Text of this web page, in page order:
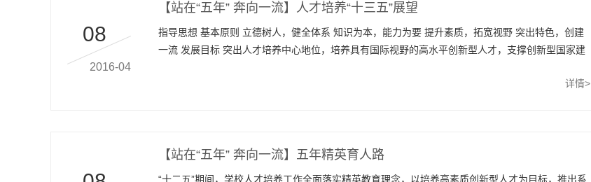
08
2016-04
【站在“五年” 奔向一流】人才培养“十三五”展望
指导思想 基本原则 立德树人，健全体系 知识为本，能力为要 提升素质，拓宽视野 突出特色，创建
一流 发展目标 突出人才培养中心地位，培养具有国际视野的高水平创新型人才，支撑创新型国家建
详情>
【站在“五年” 奔向一流】五年精英育人路
“十二五”期间，学校人才培养工作全面落实精英教育理念，以培养高素质创新型人才为目标，推出系